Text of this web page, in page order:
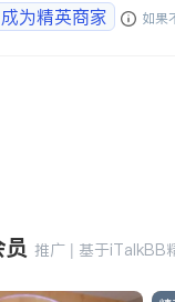
成为精英商家 如果
推广 | 基于iTalkBB